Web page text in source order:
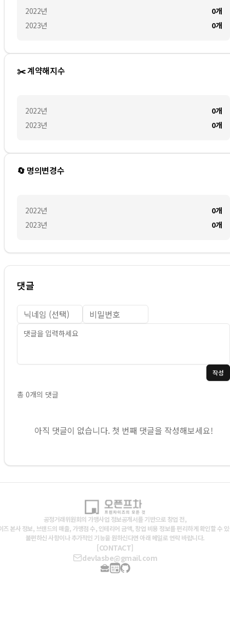
2022년
2023년
0개
0개
✂️ 계약해지수
2022년
2023년
0개
0개
🔄 명의변경수
2022년
2023년
0개
0개
댓글
작성
총 0개의 댓글
아직 댓글이 없습니다. 첫 번째 댓글을 작성해보세요!
공정거래위원회의 가맹사업 정보공개서를 기반으로 창업 전,
즈 본사 정보, 브랜드의 매출, 가맹점 수, 인테리어 금액, 창업 비용 정보를 편리하게 확인할 수
불편하신 사항이나 추가적인 기능을 원하신다면 아래 메일로 연락 바랍니다.
[CONTACT]
devlasbe@gmail.com